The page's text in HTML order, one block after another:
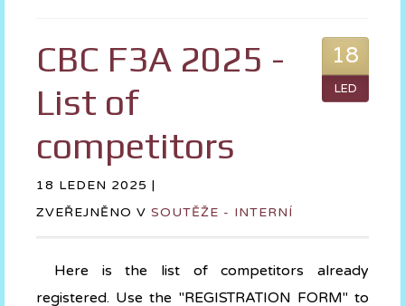
18
LED
CBC F3A 2025 -
List of
competitors
18 LEDEN 2025 |
ZVEŘEJNĚNO V SOUTĚŽE - INTERNÍ
Here is the list of competitors already
registered. Use the "REGISTRATION FORM" to